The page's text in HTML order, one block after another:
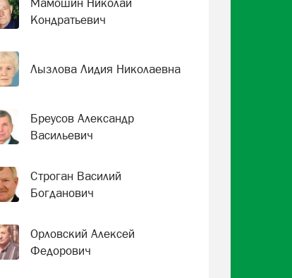
Кондратьевич
Лызлова Лидия Николаевна
Бреусов Александр
Васильевич
Строган Василий
Богданович
Орловский Алексей
Федорович